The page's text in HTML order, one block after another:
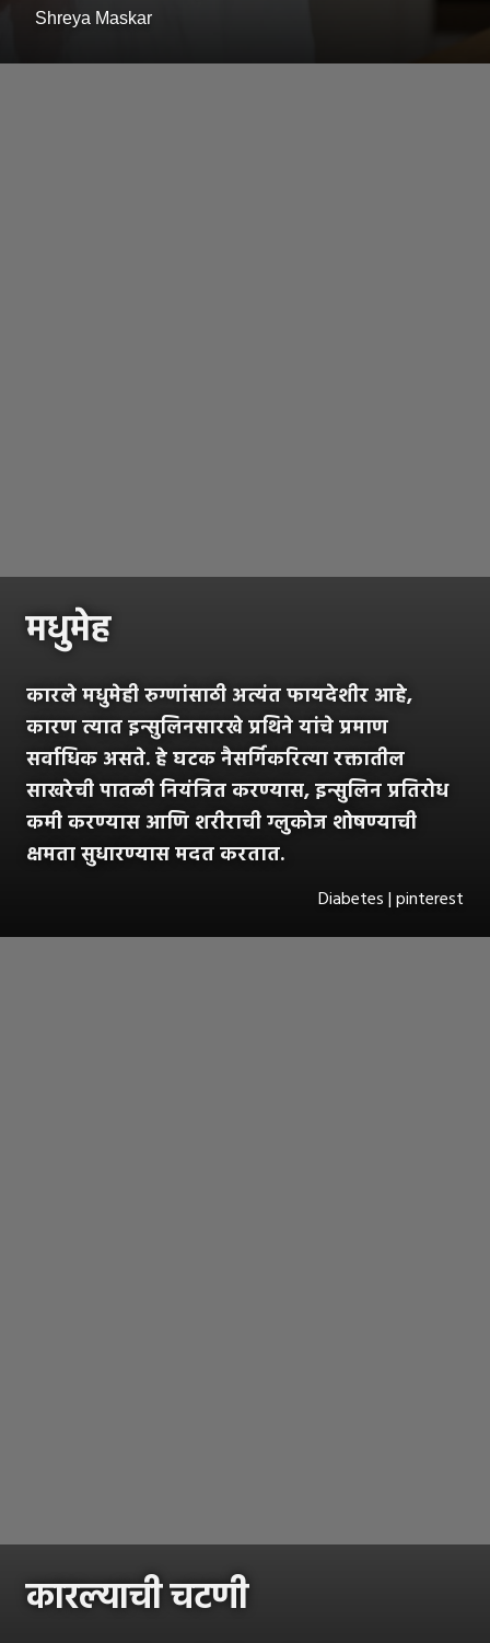
Shreya Maskar
मधुमेह
कारले मधुमेही रुग्णांसाठी अत्यंत फायदेशीर आहे,
कारण त्यात इन्सुलिनसारखे प्रथिने यांचे प्रमाण
सर्वाधिक असते. हे घटक नैसर्गिकरित्या रक्तातील
साखरेची पातळी नियंत्रित करण्यास, इन्सुलिन प्रतिरोध
कमी करण्यास आणि शरीराची ग्लुकोज शोषण्याची
क्षमता सुधारण्यास मदत करतात.
Diabetes | pinterest
कारल्याची चटणी